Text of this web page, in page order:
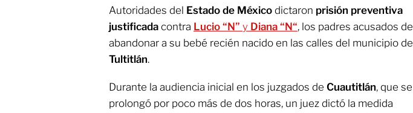
Autoridades del Estado de México dictaron prisión preventiva
justificada contra Lucio “N” y Diana “N“, los padres acusados de
abandonar a su bebé recién nacido en las calles del municipio de
Tultitlán.
Durante la audiencia inicial en los juzgados de Cuautitlán, que se
prolongó por poco más de dos horas, un juez dictó la medida